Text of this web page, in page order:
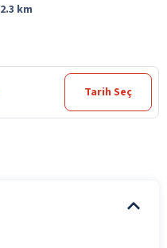
2.3 km
Tarih Seç